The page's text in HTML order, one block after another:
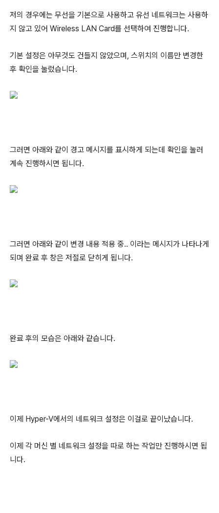
저의 경우에는 무선을 기본으로 사용하고 유선 네트워크는 사용하
지 않고 있어 Wireless LAN Card를 선택하여 진행합니다.
기본 설정은 아무것도 건들지 않았으며, 스위치의 이름만 변경한
후 확인을 눌렀습니다.
그러면 아래와 같이 경고 메시지를 표시하게 되는데 확인을 눌러
계속 진행하시면 됩니다.
그러면 아래와 같이 변경 내용 적용 중.. 이라는 메시지가 나타나게
되며 완료 후 창은 저절로 닫히게 됩니다.
완료 후의 모습은 아래와 같습니다.
이제 Hyper-V에서의 네트워크 설정은 이걸로 끝이났습니다.
이제 각 머신 별 네트워크 설정을 따로 하는 작업만 진행하시면 됩
니다.